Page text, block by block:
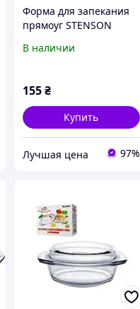
Форма для запекания
прямоуг STENSON
антипригарная, 36,5 х
В наличии
155₴
Купить
Лучшая цена 97%